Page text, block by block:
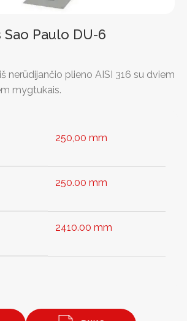
Sao Paulo DU-6
nerūdijančio plieno AISI 316 su dviem
mygtukais.
250,00 mm
250.00 mm
2410.00 mm